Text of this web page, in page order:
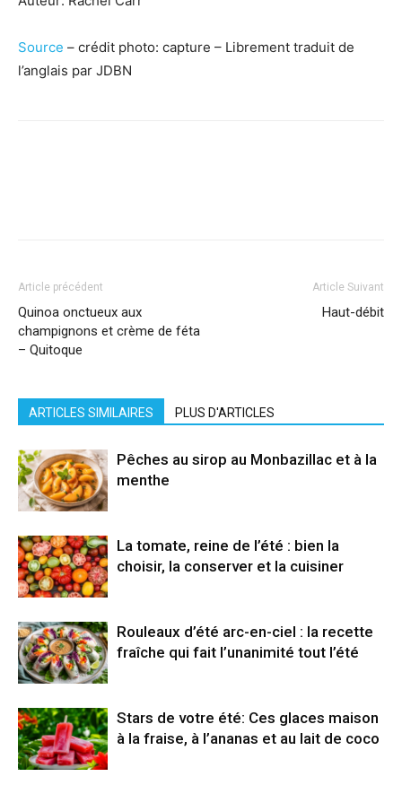
Source – crédit photo: capture – Librement traduit de
l’anglais par JDBN
Article précédent
Quinoa onctueux aux
champignons et crème de féta
– Quitoque
Article Suivant
Haut-débit
ARTICLES SIMILAIRES PLUS D'ARTICLES
Pêches au sirop au Monbazillac et à la
menthe
La tomate, reine de l’été : bien la
choisir, la conserver et la cuisiner
Rouleaux d’été arc-en-ciel : la recette
fraîche qui fait l’unanimité tout l’été
Stars de votre été: Ces glaces maison
à la fraise, à l’ananas et au lait de coco